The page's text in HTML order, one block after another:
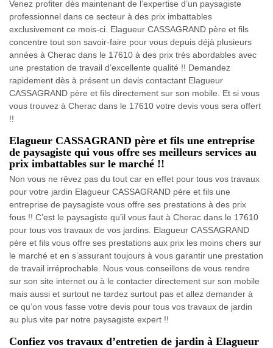
Venez profiter dès maintenant de l’expertise d’un paysagiste
professionnel dans ce secteur à des prix imbattables
exclusivement ce mois-ci. Elagueur CASSAGRAND père et fils
concentre tout son savoir-faire pour vous depuis déjà plusieurs
années à Cherac dans le 17610 à des prix très abordables avec
une prestation de travail d’excellente qualité !! Demandez
rapidement dès à présent un devis contactant Elagueur
CASSAGRAND père et fils directement sur son mobile. Et si vous
vous trouvez à Cherac dans le 17610 votre devis vous sera offert
!!
Elagueur CASSAGRAND père et fils une entreprise
de paysagiste qui vous offre ses meilleurs services au
prix imbattables sur le marché !!
Non vous ne rêvez pas du tout car en effet pour tous vos travaux
pour votre jardin Elagueur CASSAGRAND père et fils une
entreprise de paysagiste vous offre ses prestations à des prix
fous !! C’est le paysagiste qu’il vous faut à Cherac dans le 17610
pour tous vos travaux de vos jardins. Elagueur CASSAGRAND
père et fils vous offre ses prestations aux prix les moins chers sur
le marché et en s’assurant toujours à vous garantir une prestation
de travail irréprochable. Nous vous conseillons de vous rendre
sur son site internet ou à le contacter directement sur son mobile
mais aussi et surtout ne tardez surtout pas et allez demander à
ce qu’on vous fasse votre devis pour tous vos travaux de jardin
au plus vite par notre paysagiste expert !!
Confiez vos travaux d’entretien de jardin à Elagueur